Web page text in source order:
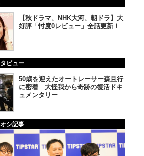
【秋ドラマ、NHK大河、朝ドラ】大
好評「忖度0レビュー」全話更新！
ビュー
50歳を迎えたオートレーサー森且行
に密着 大怪我から奇跡の復活ドキ
ュメンタリー
シ記事